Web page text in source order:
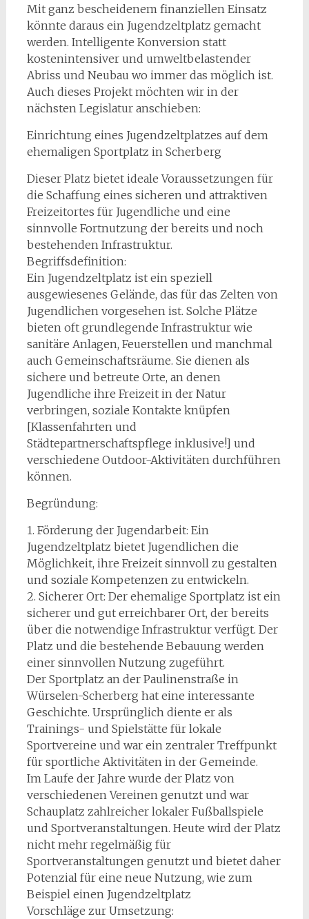
Mit ganz bescheidenem finanziellen Einsatz
könnte daraus ein Jugendzeltplatz gemacht
werden. Intelligente Konversion statt
kostenintensiver und umweltbelastender
Abriss und Neubau wo immer das möglich ist.
Auch dieses Projekt möchten wir in der
nächsten Legislatur anschieben:
Einrichtung eines Jugendzeltplatzes auf dem
ehemaligen Sportplatz in Scherberg
Dieser Platz bietet ideale Voraussetzungen für
die Schaffung eines sicheren und attraktiven
Freizeitortes für Jugendliche und eine
sinnvolle Fortnutzung der bereits und noch
bestehenden Infrastruktur.
Begriffsdefinition:
Ein Jugendzeltplatz ist ein speziell
ausgewiesenes Gelände, das für das Zelten von
Jugendlichen vorgesehen ist. Solche Plätze
bieten oft grundlegende Infrastruktur wie
sanitäre Anlagen, Feuerstellen und manchmal
auch Gemeinschaftsräume. Sie dienen als
sichere und betreute Orte, an denen
Jugendliche ihre Freizeit in der Natur
verbringen, soziale Kontakte knüpfen
[Klassenfahrten und
Städtepartnerschaftspflege inklusive!] und
verschiedene Outdoor-Aktivitäten durchführen
können.
Begründung:
1. Förderung der Jugendarbeit: Ein
Jugendzeltplatz bietet Jugendlichen die
Möglichkeit, ihre Freizeit sinnvoll zu gestalten
und soziale Kompetenzen zu entwickeln.
2. Sicherer Ort: Der ehemalige Sportplatz ist ein
sicherer und gut erreichbarer Ort, der bereits
über die notwendige Infrastruktur verfügt. Der
Platz und die bestehende Bebauung werden
einer sinnvollen Nutzung zugeführt.
Der Sportplatz an der Paulinenstraße in
Würselen-Scherberg hat eine interessante
Geschichte. Ursprünglich diente er als
Trainings- und Spielstätte für lokale
Sportvereine und war ein zentraler Treffpunkt
für sportliche Aktivitäten in der Gemeinde.
Im Laufe der Jahre wurde der Platz von
verschiedenen Vereinen genutzt und war
Schauplatz zahlreicher lokaler Fußballspiele
und Sportveranstaltungen. Heute wird der Platz
nicht mehr regelmäßig für
Sportveranstaltungen genutzt und bietet daher
Potenzial für eine neue Nutzung, wie zum
Beispiel einen Jugendzeltplatz
Vorschläge zur Umsetzung: